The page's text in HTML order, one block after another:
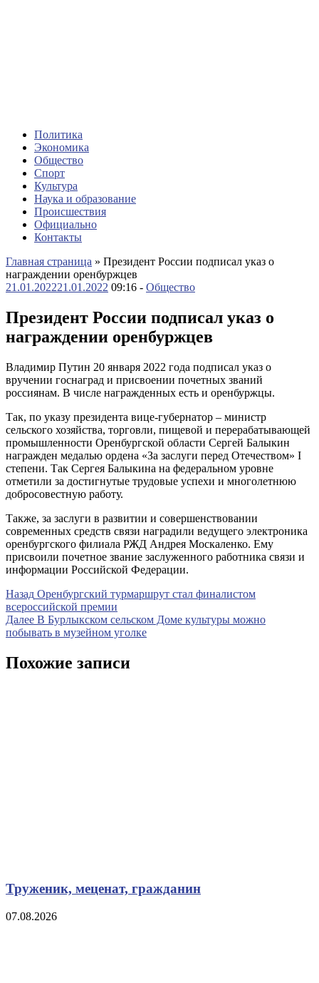
Политика
Экономика
Общество
Спорт
Культура
Наука и образование
Происшествия
Официально
Контакты
Главная страница » Президент России подписал указ о
награждении оренбуржцев
21.01.202221.01.2022 09:16 - Общество
Президент России подписал указ о
награждении оренбуржцев
Владимир Путин 20 января 2022 года подписал указ о
вручении госнаград и присвоении почетных званий
россиянам. В числе награжденных есть и оренбуржцы.
Так, по указу президента вице-губернатор – министр
сельского хозяйства, торговли, пищевой и перерабатывающей
промышленности Оренбургской области Сергей Балыкин
награжден медалью ордена «За заслуги перед Отечеством» I
степени. Так Сергея Балыкина на федеральном уровне
отметили за достигнутые трудовые успехи и многолетнюю
добросовестную работу.
Также, за заслуги в развитии и совершенствовании
современных средств связи наградили ведущего электроника
оренбургского филиала РЖД Андрея Москаленко. Ему
присвоили почетное звание заслуженного работника связи и
информации Российской Федерации.
Навигация
по
записям
Назад Предыдущая
запись
Оренбургский турмаршрут стал финалистом
всероссийской премии
Далее Следующая
запись
В Бурлыкском сельском Доме культуры можно
побывать в музейном уголке
Похожие записи
Труженик, меценат, гражданин
07.08.2026